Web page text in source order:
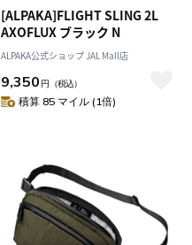
[ALPAKA]FLIGHT SLING 2L
AXOFLUX ブラック N
ALPAKA公式ショップ JAL Mall店
9,350 円 （税込）
積算 85 マイル (1倍)